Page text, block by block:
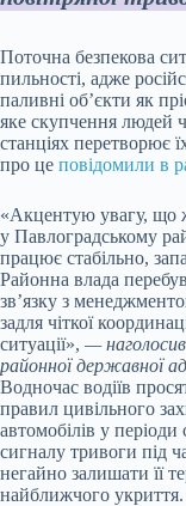
Поточна безпекова
пильності, адже
паливні об’єкти як
яке скупчення людей
станціях перетворює
про це повідомили в
«Акцентую увагу, що
у Павлоградському
працює стабільно,
Районна влада
зв’язку з
задля чіткої
ситуації», — наголосив
районної державної
Водночас водіїв
правил цивільного
автомобілів у
сигналу тривоги під
негайно залишати її
найближчого укриття.